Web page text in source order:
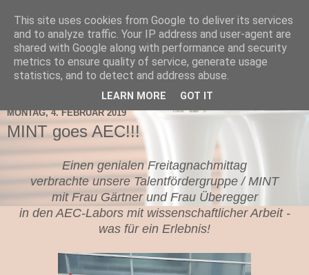
TNMS Bad Leonfelden
MONTAG, 4. FEBRUAR 2019
MINT goes AEC!!!
Einen genialen Freitagnachmittag
verbrachte unsere Talentfördergruppe / MINT
mit Frau Gärtner und Frau Überegger
in den AEC-Labors mit wissenschaftlicher Arbeit -
was für ein Erlebnis!
This site uses cookies from Google to deliver its services
and to analyze traffic. Your IP address and user-agent are
shared with Google along with performance and security
metrics to ensure quality of service, generate usage
statistics, and to detect and address abuse.
LEARN MORE GOT IT